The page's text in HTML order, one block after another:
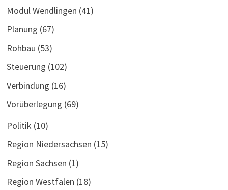
Modul Wendlingen (41)
Planung (67)
Rohbau (53)
Steuerung (102)
Verbindung (16)
Vorüberlegung (69)
Politik (10)
Region Niedersachsen (15)
Region Sachsen (1)
Region Westfalen (18)